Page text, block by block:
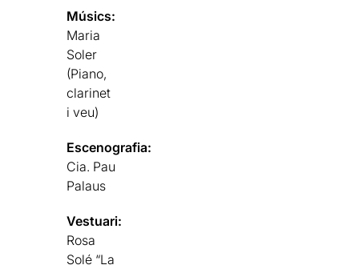
Músics:
Maria
Soler
(Piano,
clarinet
i veu)
Escenografia:
Cia. Pau
Palaus
Vestuari:
Rosa
Solé “La